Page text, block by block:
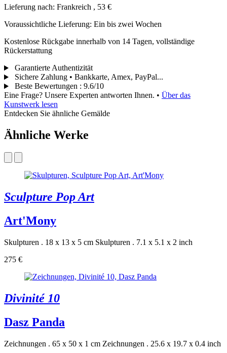
Lieferung nach: Frankreich , 53 €
Voraussichtliche Lieferung: Ein bis zwei Wochen
Kostenlose Rückgabe innerhalb von 14 Tagen, vollständige
Rückerstattung
Garantierte Authentizität
Sichere Zahlung • Bankkarte, Amex, PayPal...
Beste Bewertungen : 9.6/10
Eine Frage? Unsere Experten antworten Ihnen. • Über das
Kunstwerk lesen
Entdecken Sie ähnliche Gemälde
Ähnliche Werke
Sculpture Pop Art
Art'Mony
Skulpturen . 18 x 13 x 5 cm Skulpturen . 7.1 x 5.1 x 2 inch
275 €
Divinité 10
Dasz Panda
Zeichnungen . 65 x 50 x 1 cm Zeichnungen . 25.6 x 19.7 x 0.4 inch